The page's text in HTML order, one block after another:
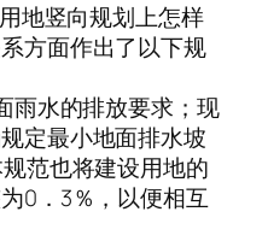
地竖向规划上怎样
方面作出了以下规
雨水的排放要求；现
定最小地面排水坡
范也将建设用地的
0．3％，以便相互